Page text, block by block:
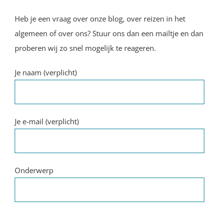
Heb je een vraag over onze blog, over reizen in het
algemeen of over ons? Stuur ons dan een mailtje en dan
proberen wij zo snel mogelijk te reageren.
Je naam (verplicht)
Je e-mail (verplicht)
Onderwerp